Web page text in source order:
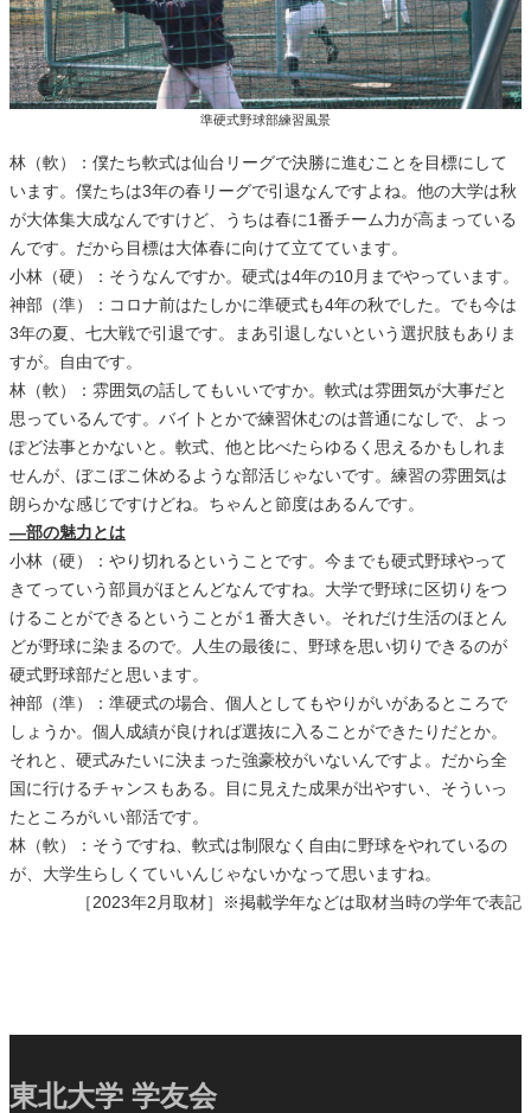
準硬式野球部練習風景
林（軟）：僕たち軟式は仙台リーグで決勝に進むことを目標にして
います。僕たちは3年の春リーグで引退なんですよね。他の大学は秋
が大体集大成なんですけど、うちは春に1番チーム力が高まっている
んです。だから目標は大体春に向けて立てています。
小林（硬）：そうなんですか。硬式は4年の10月までやっています。
神部（準）：コロナ前はたしかに準硬式も4年の秋でした。でも今は
3年の夏、七大戦で引退です。まあ引退しないという選択肢もありま
すが。自由です。
林（軟）：雰囲気の話してもいいですか。軟式は雰囲気が大事だと
思っているんです。バイトとかで練習休むのは普通になしで、よっ
ぽど法事とかないと。軟式、他と比べたらゆるく思えるかもしれま
せんが、ぼこぼこ休めるような部活じゃないです。練習の雰囲気は
朗らかな感じですけどね。ちゃんと節度はあるんです。
―部の魅力とは
小林（硬）：やり切れるということです。今までも硬式野球やって
きてっていう部員がほとんどなんですね。大学で野球に区切りをつ
けることができるということが１番大きい。それだけ生活のほとん
どが野球に染まるので。人生の最後に、野球を思い切りできるのが
硬式野球部だと思います。
神部（準）：準硬式の場合、個人としてもやりがいがあるところで
しょうか。個人成績が良ければ選抜に入ることができたりだとか。
それと、硬式みたいに決まった強豪校がいないんですよ。だから全
国に行けるチャンスもある。目に見えた成果が出やすい、そういっ
たところがいい部活です。
林（軟）：そうですね、軟式は制限なく自由に野球をやれているの
が、大学生らしくていいんじゃないかなって思いますね。
［2023年2月取材］※掲載学年などは取材当時の学年で表記
東北大学 学友会